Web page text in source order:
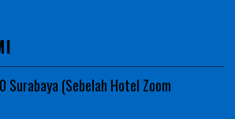
Surabaya (Sebelah Hotel Zoom